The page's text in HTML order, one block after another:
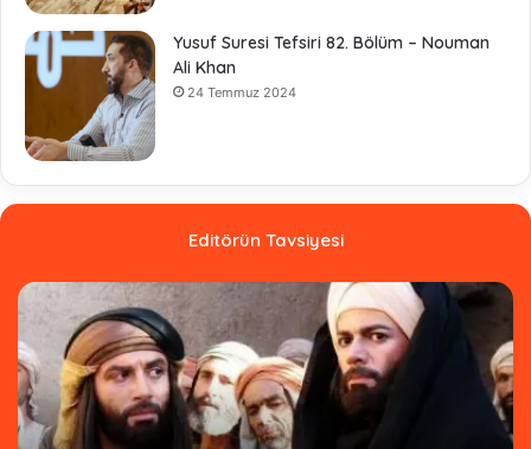
Yusuf Suresi Tefsiri 82. Bölüm – Nouman
Ali Khan
24 Temmuz 2024
Editörün Tavsiyesi